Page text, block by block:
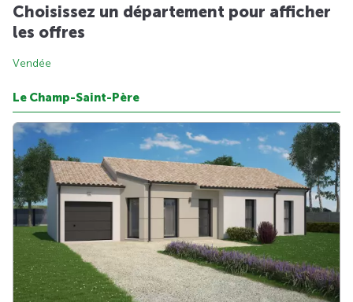
Choisissez un département pour afficher
les offres
Vendée
Le Champ-Saint-Père